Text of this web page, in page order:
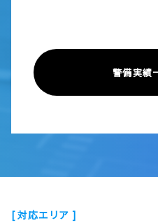
警備実績
[ 対応エリア ]